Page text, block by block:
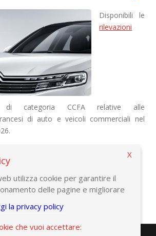
Disponibili le
rilevazioni
di categoria CCFA relative alle
di auto e veicoli commerciali nel
.
alla pagina precedente
utilizza cookie per garantire il
delle pagine e migliorare
la privacy policy
che vuoi accettare:
X